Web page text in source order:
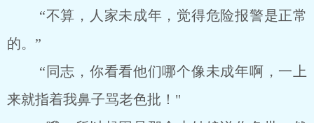
“不算，人家未成年，觉得危险报警是正常
的。”
“同志，你看看他们哪个像未成年啊，一上
来就指着我鼻子骂老色批！"